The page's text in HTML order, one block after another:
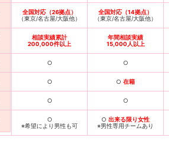
全国対応（26拠点）
（東京/名古屋/大阪他）
全国対応（14拠点）
（東京/名古屋/大阪他）
相談実績累計
200,000件以上
年間相談実績
15,000人以上
○ ○
○ ○ 在籍
○ ○
○
※希望により男性も可
○ 出来る限り女性
※男性専用チームあり